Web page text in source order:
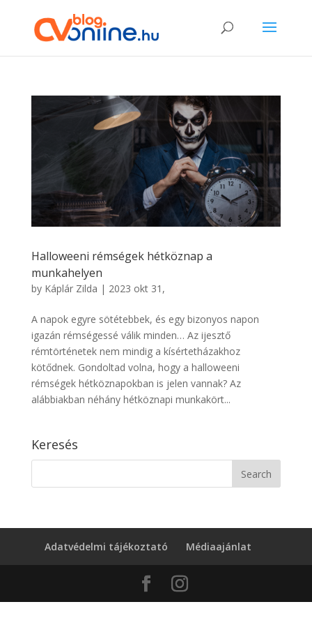
Halloweeni rémségek hétköznap a
munkahelyen
by Káplár Zilda | 2023 okt 31,
A napok egyre sötétebbek, és egy bizonyos napon
igazán rémségessé válik minden… Az ijesztő
rémtörténetek nem mindig a kísértetházakhoz
kötődnek. Gondoltad volna, hogy a halloweeni
rémségek hétköznapokban is jelen vannak? Az
alábbiakban néhány hétköznapi munkakört...
Keresés
Adatvédelmi tájékoztató Médiaajánlat